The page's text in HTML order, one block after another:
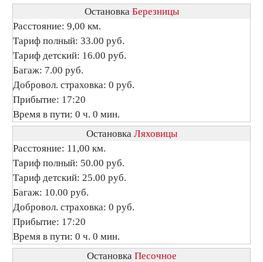
Остановка Березницы
Расстояние: 9,00 км.
Тариф полный: 33.00 руб.
Тариф детский: 16.00 руб.
Багаж: 7.00 руб.
Добровол. страховка: 0 руб.
Прибытие: 17:20
Время в пути: 0 ч. 0 мин.
Остановка Ляховицы
Расстояние: 11,00 км.
Тариф полный: 50.00 руб.
Тариф детский: 25.00 руб.
Багаж: 10.00 руб.
Добровол. страховка: 0 руб.
Прибытие: 17:20
Время в пути: 0 ч. 0 мин.
Остановка Песочное